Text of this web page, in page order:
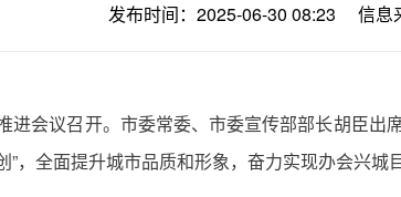
发布时间：2025-06-30 08:23 信息
进会议召开。市委常委、市委宣传部部长胡臣
，全面提升城市品质和形象，奋力实现办会兴城